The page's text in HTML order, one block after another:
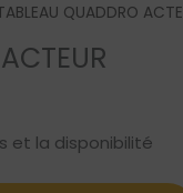
QUADDRO
et la disponibilité